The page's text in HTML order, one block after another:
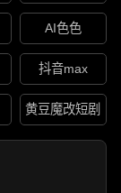
AI色色
抖音max
黄豆魔改短剧